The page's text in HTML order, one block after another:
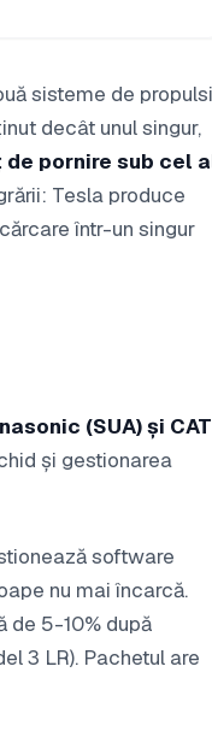
sisteme de
decât unul singur,
de pornire sub cel
Tesla produce
într-un singur
(SUA) și
și gestionarea
software
nu mai încarcă.
de 5-10% după
3 LR). Pachetul are